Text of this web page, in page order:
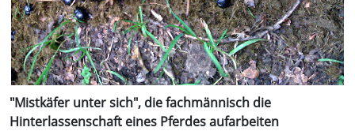
"Mistkäfer unter sich", die fachmännisch die
Hinterlassenschaft eines Pferdes aufarbeiten